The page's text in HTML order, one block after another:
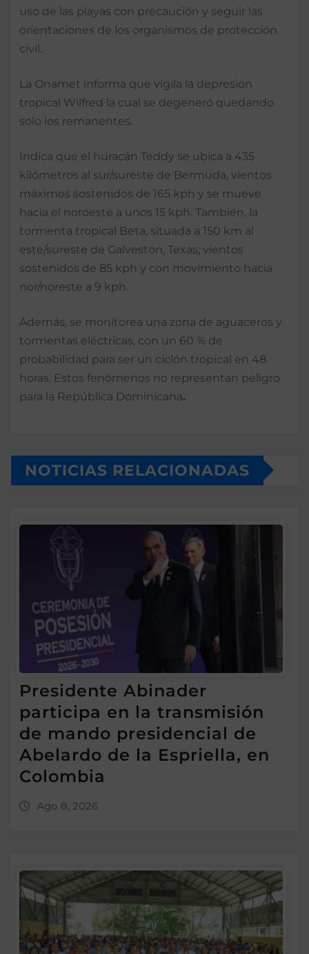
uso de las playas con precaución y seguir las
orientaciones de los organismos de protección
civil.
La Onamet informa que vigila la depresión
tropical Wilfred la cual se degeneró quedando
solo los remanentes.
Indica que el huracán Teddy se ubica a 435
kilómetros al sur/sureste de Bermuda, vientos
máximos sostenidos de 165 kph y se mueve
hacia el noroeste a unos 15 kph. También, la
tormenta tropical Beta, situada a 150 km al
este/sureste de Galveston, Texas; vientos
sostenidos de 85 kph y con movimiento hacia
nor/noreste a 9 kph.
Además, se monitorea una zona de aguaceros y
tormentas eléctricas, con un 60 % de
probabilidad para ser un ciclón tropical en 48
horas. Estos fenómenos no representan peligro
para la República Dominicana.
NOTICIAS RELACIONADAS
Presidente Abinader
participa en la transmisión
de mando presidencial de
Abelardo de la Espriella, en
Colombia
Ago 8, 2026